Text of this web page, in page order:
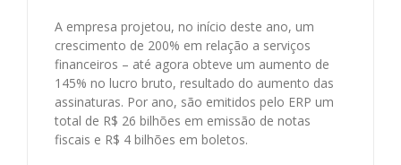
A empresa projetou, no início deste ano, um
crescimento de 200% em relação a serviços
financeiros – até agora obteve um aumento de
145% no lucro bruto, resultado do aumento das
assinaturas. Por ano, são emitidos pelo ERP um
total de R$ 26 bilhões em emissão de notas
fiscais e R$ 4 bilhões em boletos.